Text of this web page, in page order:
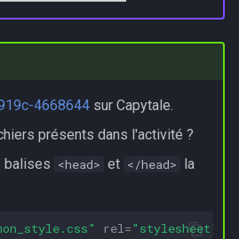
4668644sur Capytale.
présents dans l'activité ?
balises <head> et </head> la
rel="stylesheet"